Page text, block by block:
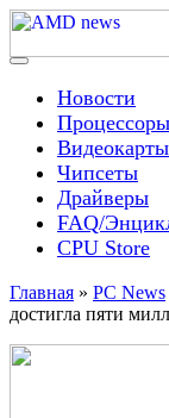
Skip
content
AMD news
Menu
Новости
Процессоры
Видеокарты
Чипсеты
Драйверы
FAQ/
CPU Store
Главная » PC News
достигла пяти